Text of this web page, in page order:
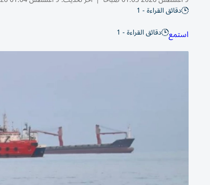
دقائق القراءة - 1
استمع دقائق القراءة - 1